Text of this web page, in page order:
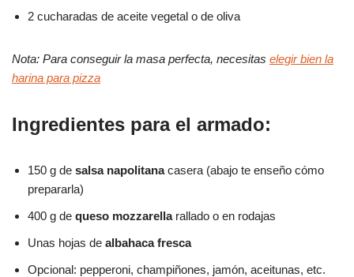
2 cucharadas de aceite vegetal o de oliva
Nota: Para conseguir la masa perfecta, necesitas elegir bien la
harina para pizza
Ingredientes para el armado:
150 g de salsa napolitanacasera (abajo te enseño cómo
prepararla)
400 g de queso mozzarellarallado o en rodajas
Unas hojas de albahaca fresca
Opcional: pepperoni, champiñones, jamón, aceitunas, etc.